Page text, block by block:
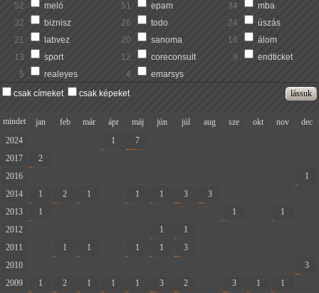
52
meló 51 epam 34
mba
32
biznisz 26 todo 24
úszás
21
labvez 20 sanoma 16
álom
13
sport 12 coreconsult 9
endticket
5
realeyes 4
emarsys
csak címeket
csak képeket
mindet jan feb már ápr máj jún júl aug sze okt nov
dec
2024
1 7
2017
2
2016
1
2014
1 2 1 1 1 3 3
2013
1 1 1
2012
1 1
2011
1 1 1 1 3
2010
3
2009
1 2 1 1 1 3 2 3 1 1